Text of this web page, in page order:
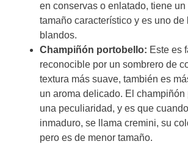
en conservas o enlatado, tiene
tamaño característico y es uno de
blandos.
Champiñón portobello: Este es
reconocible por un sombrero de
textura más suave, también es
un aroma delicado. El
una peculiaridad, y es que
inmaduro, se llama cremini, su
pero es de menor tamaño.